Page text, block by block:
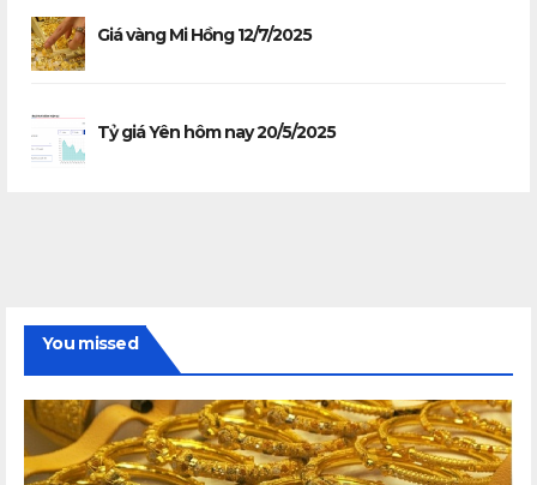
Giá vàng Mi Hồng 12/7/2025
Tỷ giá Yên hôm nay 20/5/2025
You missed